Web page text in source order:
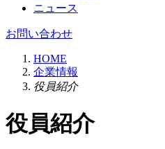
ニュース
お問い合わせ
HOME
企業情報
役員紹介
役員紹介